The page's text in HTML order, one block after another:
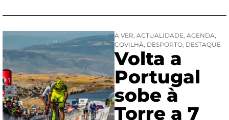
A VER, ACTUALIDADE, AGENDA,
COVILHÃ, DESPORTO, DESTAQUE
Volta a
Portugal
sobe à
Torre a 7